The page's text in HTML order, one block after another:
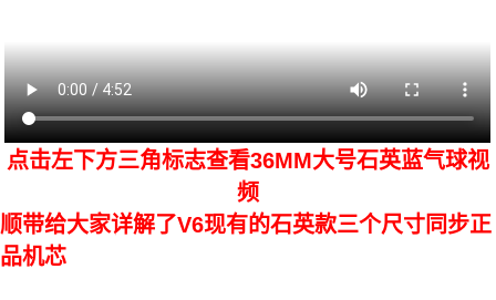
点击左下方三角标志查看36MM大号石英蓝气球视
频
顺带给大家详解了V6现有的石英款三个尺寸同步正
品机芯